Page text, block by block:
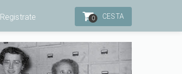
Registrate 0 CESTA